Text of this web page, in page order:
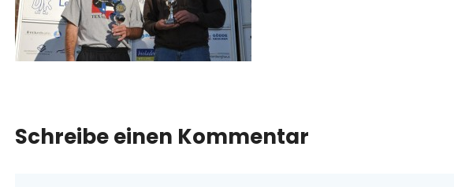
Schreibe einen Kommentar